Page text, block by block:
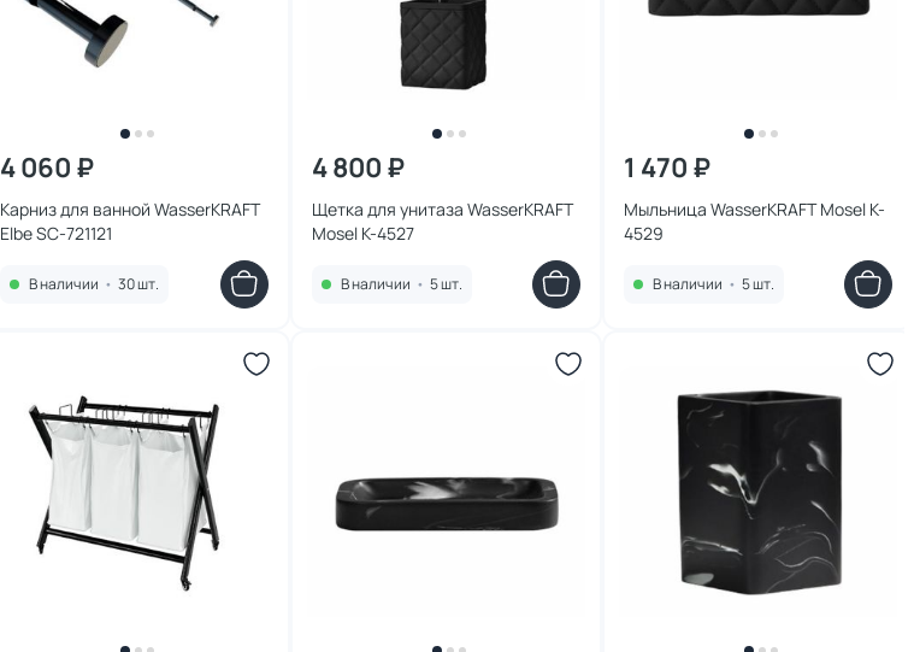
4 060 ₽
Карниз для ванной WasserKRAFT
Elbe SC-721121
В наличии • 30 шт.
4 800 ₽
Щетка для унитаза WasserKRAFT
Mosel K-4527
В наличии • 5 шт.
1 470 ₽
Мыльница WasserKRAFT Mosel K-
4529
В наличии • 5 шт.